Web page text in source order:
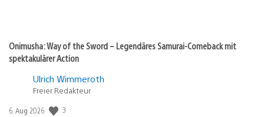
Onimusha: Way of the Sword – Legendäres Samurai-Comeback mit
spektakulärer Action
Ulrich Wimmeroth
Freier Redakteur
Veröffentlichungsdatum:
6. Aug 2026 3